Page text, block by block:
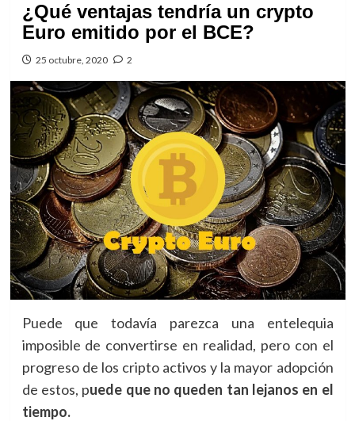
¿Qué ventajas tendría un crypto
Euro emitido por el BCE?
25 octubre, 2020 2
Puede que todavía parezca una entelequia
imposible de convertirse en realidad, pero con el
progreso de los cripto activos y la mayor adopción
de estos, puede que no queden tan lejanos en el
tiempo.